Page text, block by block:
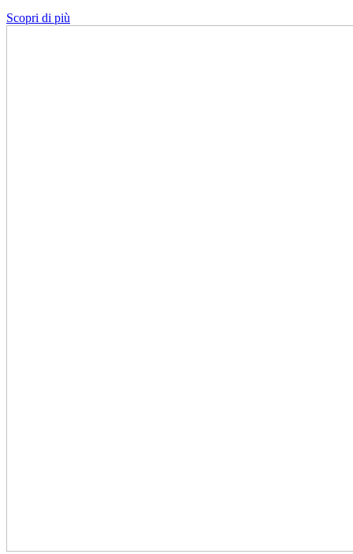
Scopri di più